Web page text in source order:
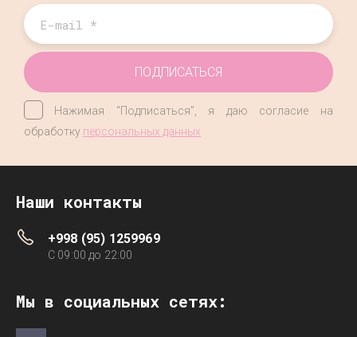
Нажимая "Подписаться", я даю согласие на
обработку персональных данных
ПОДПИСАТЬСЯ
Наши контакты
+998 (95) 1259969
C 09:00 до 22:00
Мы в социальных сетях: